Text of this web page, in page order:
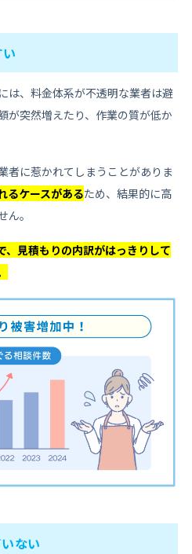
は、料金体系が不透明な業者は避
が突然増えたり、作業の質が低か
者に惹かれてしまうことがありま
るケースがあるため、結果的に高
。
、見積もりの内訳がはっきりして
ない